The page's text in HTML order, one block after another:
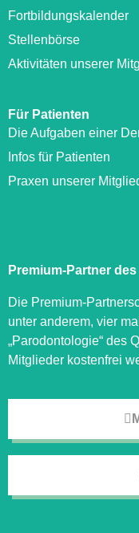
Fortbildungskalender
Stellenbörse
Aktivitäten unserer
Für Patienten
Die Aufgaben einer
Infos für Patienten
Praxen unserer
Premium-Partner des
Die Premium-
unter anderem, vier
„Parodontologie“ des
Mitglieder kostenfrei